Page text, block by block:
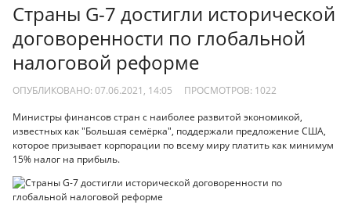
Страны G-7 достигли исторической
договоренности по глобальной
налоговой реформе
ОПУБЛИКОВАНО: 07.06.2021, 14:05 ПРОСМОТРОВ: 1022
Министры финансов стран с наиболее развитой экономикой,
известных как "Большая семёрка", поддержали предложение США,
которое призывает корпорации по всему миру платить как минимум
15% налог на прибыль.